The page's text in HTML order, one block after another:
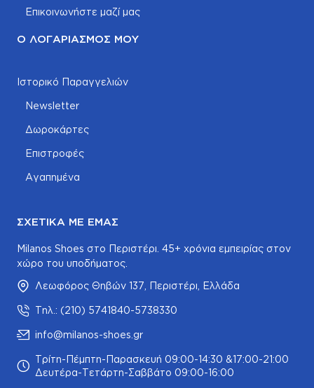
Επικοινωνήστε μαζί μας
Ο ΛΟΓΑΡΙΑΣΜΌΣ ΜΟΥ
Ιστορικό Παραγγελιών
Newsletter
Δωροκάρτες
Επιστροφές
Αγαπημένα
ΣΧΕΤΙΚΆ ΜΕ ΕΜΆΣ
Milanos Shoes στο Περιστέρι. 45+ χρόνια εμπειρίας στον
χώρο του υποδήματος.
Λεωφόρος Θηβών 137, Περιστέρι, Ελλάδα
Τηλ.: (210) 5741840-5738330
info@milanos-shoes.gr
Τρίτη-Πέμπτη-Παρασκευή 09:00-14:30 &17:00-21:00
Δευτέρα-Τετάρτη-Σαββάτο 09:00-16:00